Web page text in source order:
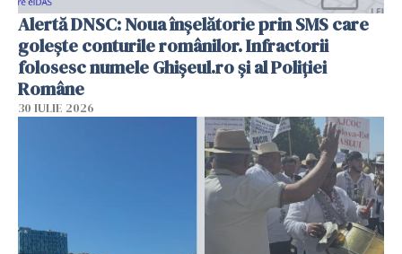
Alertă DNSC: Noua înșelătorie prin SMS care
golește conturile românilor. Infractorii
folosesc numele Ghișeul.ro și al Poliției
Române
30 IULIE 2026